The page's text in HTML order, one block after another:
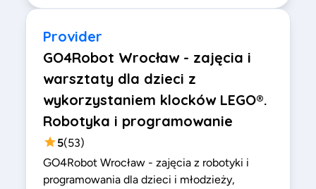
Provider
GO4Robot Wrocław - zajęcia i
warsztaty dla dzieci z
wykorzystaniem klocków LEGO®.
Robotyka i programowanie
5(53)
GO4Robot Wrocław - zajęcia z robotyki i
programowania dla dzieci i młodzieży,